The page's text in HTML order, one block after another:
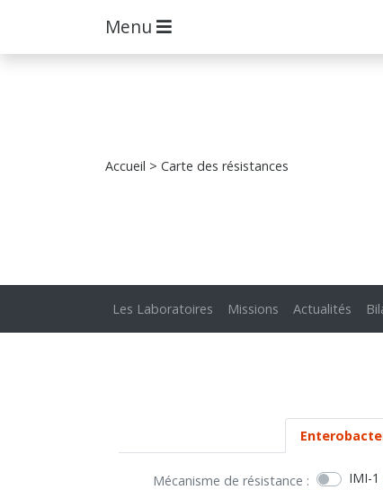
Menu
Accueil > Carte des résistances
Les Laboratoires Missions Actualités
Mécanisme de résistance : IMI-1